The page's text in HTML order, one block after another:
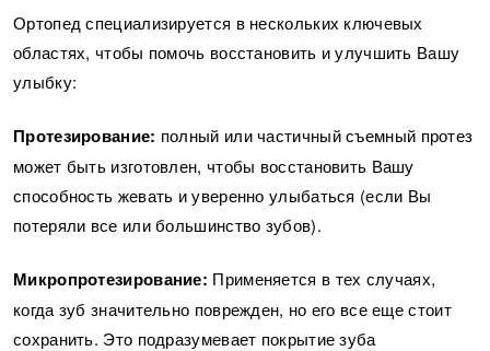
Ортопед специализируется в нескольких ключевых
областях, чтобы помочь восстановить и улучшить Вашу
улыбку:
Протезирование: полный или частичный съемный протез
может быть изготовлен, чтобы восстановить Вашу
способность жевать и уверенно улыбаться (если Вы
потеряли все или большинство зубов).
Микропротезирование: Применяется в тех случаях,
когда зуб значительно поврежден, но его все еще стоит
сохранить. Это подразумевает покрытие зуба